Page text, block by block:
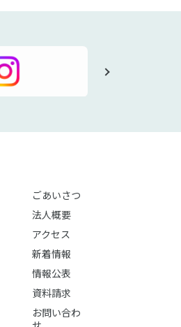
ごあいさつ
法人概要
アクセス
新着情報
情報公表
資料請求
お問い合わ